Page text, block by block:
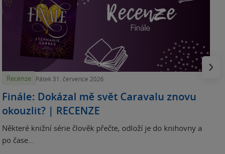
Recenze Pátek 31. července 2026
Finále: Dokázal mě svět Caravalu znovu
okouzlit? | RECENZE
Některé knižní série člověk přečte, odloží je do knihovny a
po čase...